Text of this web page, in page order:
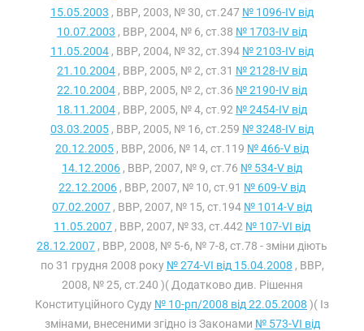
15.05.2003 , ВВР, 2003, № 30, ст.247 № 1096-IV від
10.07.2003 , ВВР, 2004, № 6, ст.38 № 1703-IV від
11.05.2004 , ВВР, 2004, № 32, ст.394 № 2103-IV від
21.10.2004 , ВВР, 2005, № 2, ст.31 № 2128-IV від
22.10.2004 , ВВР, 2005, № 2, ст.36 № 2190-IV від
18.11.2004 , ВВР, 2005, № 4, ст.92 № 2454-IV від
03.03.2005 , ВВР, 2005, № 16, ст.259 № 3248-IV від
20.12.2005 , ВВР, 2006, № 14, ст.119 № 466-V від
14.12.2006 , ВВР, 2007, № 9, ст.76 № 534-V від
22.12.2006 , ВВР, 2007, № 10, ст.91 № 609-V від
07.02.2007 , ВВР, 2007, № 15, ст.194 № 1014-V від
11.05.2007 , ВВР, 2007, № 33, ст.442 № 107-VI від
28.12.2007 , ВВР, 2008, № 5-6, № 7-8, ст.78 - зміни діють
по 31 грудня 2008 року № 274-VI від 15.04.2008 , ВВР,
2008, № 25, ст.240 )( Додатково див. Рішення
Конституційного Суду № 10-рп/2008 від 22.05.2008 )( Із
змінами, внесеними згідно із Законами № 573-VI від